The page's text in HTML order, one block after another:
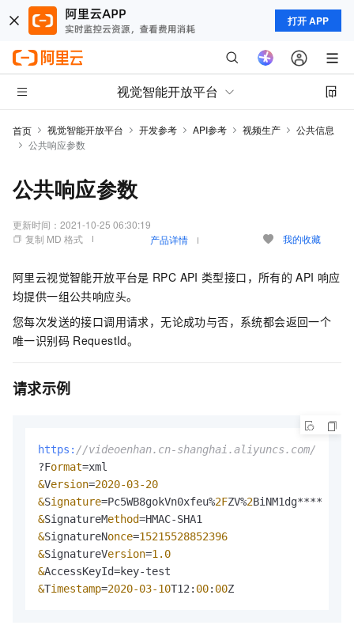
打开 APP
视觉智能开放平台
首页 视觉智能开放平台 开发参考 API参考 视频生产
公共信息
公共响应参数
公共响应参数
更新时间： 2021-10-25 06:30:19
复制 MD 格式
产品详情 我的收藏
阿里云视觉智能开放平台是 RPC API 类型接口，所有的 API 响应
均提供一组公共响应头。
您每次发送的接口调用请求，无论成功与否，系统都会返回一个
唯一识别码 RequestId。
请求示例
https: //videoenhan.cn-shanghai.aliyuncs.com/
?Format=
&Version=2020-03-20
&Signature=Pc5WB8gokVn0xfeu%2FZV%2
&SignatureMethod=
&SignatureNonce=15215528852396
&SignatureVersion=1.0
&
&Timestamp=2020-03-10T12: 00: 00Z